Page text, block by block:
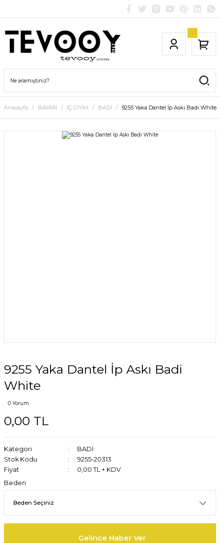
Anasayfa BAYAN İÇ GİYİM BADİ 9255 Yaka Dantel İp Askı Badi White
9255 Yaka Dantel İp Askı Badi
White
0 Yorum
0,00 TL
Kategori
BADİ
Stok Kodu
9255-20313
Fiyat
0,00 TL + KDV
Beden
Gelince Haber Ver